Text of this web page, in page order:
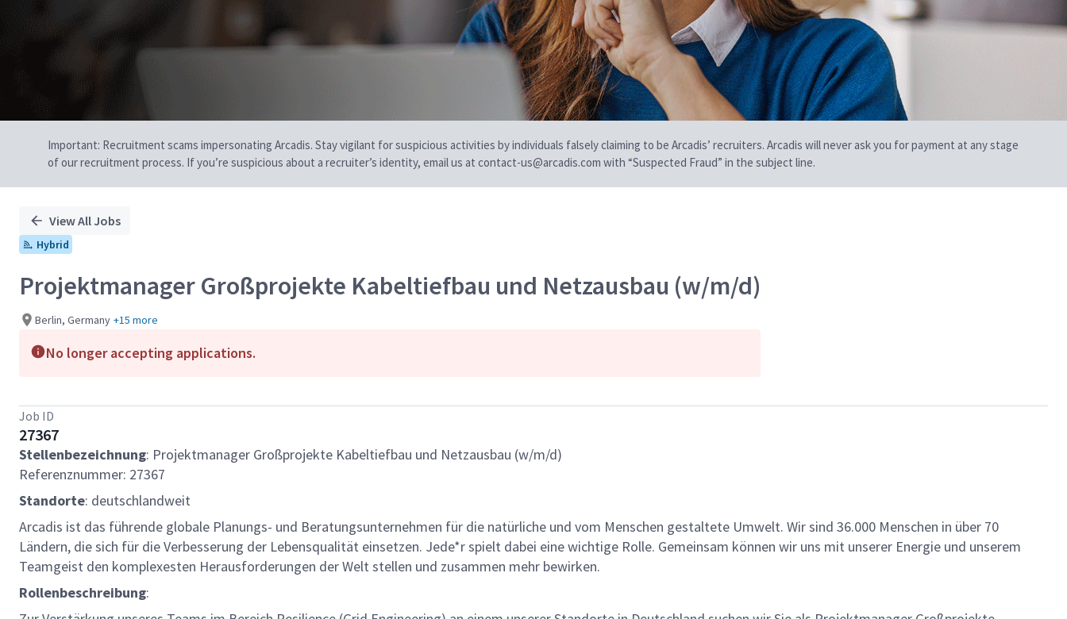
Important: Recruitment scams impersonating Arcadis. Stay vigilant for suspicious activities by individuals falsely claiming to be Arcadis’ recruiters. Arcadis will never ask you for payment at any stage
of our recruitment process. If you’re suspicious about a recruiter’s identity, email us at contact-us@arcadis.com with “Suspected Fraud” in the subject line.
View All Jobs
Hybrid
Projektmanager Großprojekte Kabeltiefbau und Netzausbau (w/m/d)
Berlin, Germany +15 more
No longer accepting applications.
Job ID
27367
Stellenbezeichnung: Projektmanager Großprojekte Kabeltiefbau und Netzausbau (w/m/d)
Referenznummer: 27367
Standorte: deutschlandweit
Arcadis ist das führende globale Planungs- und Beratungsunternehmen für die natürliche und vom Menschen gestaltete Umwelt. Wir sind 36.000 Menschen in über 70
Ländern, die sich für die Verbesserung der Lebensqualität einsetzen. Jede*r spielt dabei eine wichtige Rolle. Gemeinsam können wir uns mit unserer Energie und unserem
Teamgeist den komplexesten Herausforderungen der Welt stellen und zusammen mehr bewirken.
Rollenbeschreibung: